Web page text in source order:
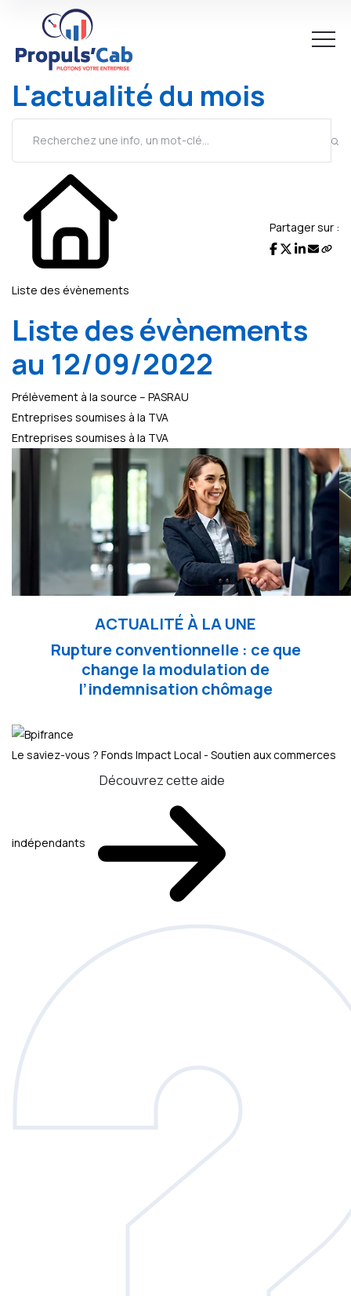
L'actualité du mois
Liste des évènements
Partager sur :
Liste des évènements
au 12/09/2022
Prélèvement à la source – PASRAU
Entreprises soumises à la TVA
Entreprises soumises à la TVA
ACTUALITÉ À LA UNE
Rupture conventionnelle : ce que
change la modulation de
l’indemnisation chômage
Le saviez-vous ? Fonds Impact Local - Soutien aux commerces
indépendants
Découvrez cette aide